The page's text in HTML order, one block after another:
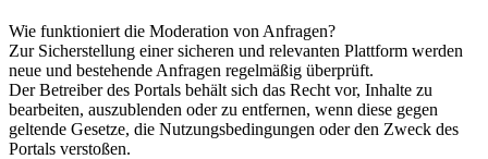
Wie funktioniert die Moderation von Anfragen?
Zur Sicherstellung einer sicheren und relevanten Plattform werden
neue und bestehende Anfragen regelmäßig überprüft.
Der Betreiber des Portals behält sich das Recht vor, Inhalte zu
bearbeiten, auszublenden oder zu entfernen, wenn diese gegen
geltende Gesetze, die Nutzungsbedingungen oder den Zweck des
Portals verstoßen.